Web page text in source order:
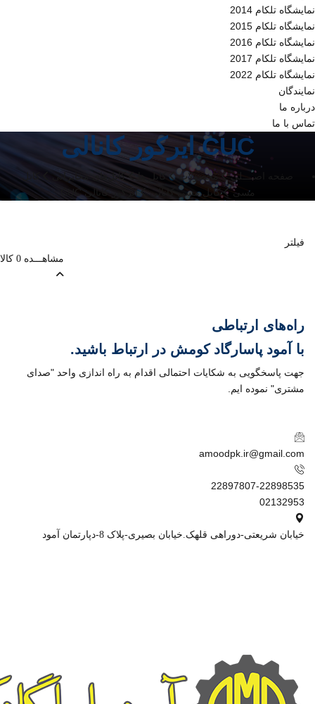
نمایشگاه تلکام 2014
نمایشگاه تلکام 2015
نمایشگاه تلکام 2016
نمایشگاه تلکام 2017
نمایشگاه تلکام 2022
نمایندگان
درباره ما
تماس با ما
ایرکور کانالی CUC
صفحه اصــــلی محصولات کابل ها کابل‌های مخابراتی
مسی
کابل مسی کانالی ایرکور کانالی CUC
فیلتر
مشاهـــده 0 کالا
راه‌های ارتباطی
با
آمود پاسارگاد کومش در ارتباط باشید.
جهت پاسخگویی به شکایات احتمالی اقدام به راه اندازی واحد "صدای
مشتری" نموده ایم.
amoodpk.ir@gmail.com
22897807-22898535
02132953
خیابان شریعتی-دوراهی قلهک.خیابان بصیری-پلاک 8-دپارتمان آمود